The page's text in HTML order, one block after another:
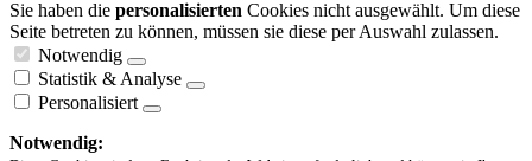
Sie haben die personalisierten Cookies nicht ausgewählt. Um diese
Seite betreten zu können, müssen sie diese per Auswahl zulassen.
Notwendig
Statistik & Analyse
Personalisiert
Notwendig: